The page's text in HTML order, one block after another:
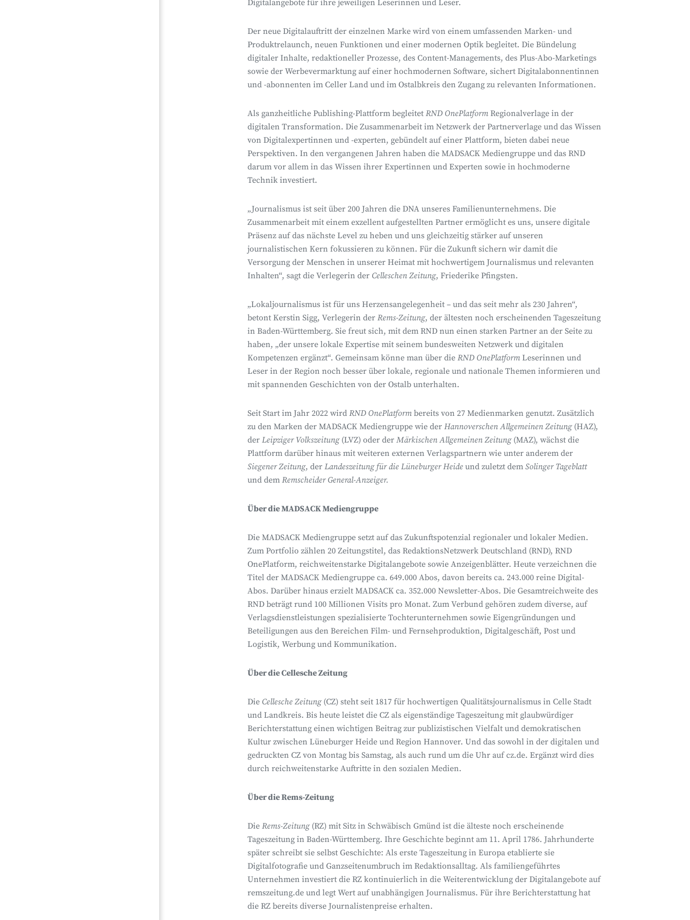
Digitalangebote für ihre jeweiligen Leserinnen und Leser.
Der neue Digitalauftritt der einzelnen Marke wird von einem umfassenden Marken- und
Produktrelaunch, neuen Funktionen und einer modernen Optik begleitet. Die Bündelung
digitaler Inhalte, redaktioneller Prozesse, des Content-Managements, des Plus-Abo-Marketings
sowie der Werbevermarktung auf einer hochmodernen Software, sichert Digitalabonnentinnen
und -abonnenten im Celler Land und im Ostalbkreis den Zugang zu relevanten Informationen.
Als ganzheitliche Publishing-Plattform begleitet RND OnePlatform Regionalverlage in der
digitalen Transformation. Die Zusammenarbeit im Netzwerk der Partnerverlage und das Wissen
von Digitalexpertinnen und -experten, gebündelt auf einer Plattform, bieten dabei neue
Perspektiven. In den vergangenen Jahren haben die MADSACK Mediengruppe und das RND
darum vor allem in das Wissen ihrer Expertinnen und Experten sowie in hochmoderne
Technik investiert.
„Journalismus ist seit über 200 Jahren die DNA unseres Familienunternehmens. Die
Zusammenarbeit mit einem exzellent aufgestellten Partner ermöglicht es uns, unsere digitale
Präsenz auf das nächste Level zu heben und uns gleichzeitig stärker auf unseren
journalistischen Kern fokussieren zu können. Für die Zukunft sichern wir damit die
Versorgung der Menschen in unserer Heimat mit hochwertigem Journalismus und relevanten
Inhalten“, sagt die Verlegerin der Celleschen Zeitung, Friederike Pfingsten.
„Lokaljournalismus ist für uns Herzensangelegenheit – und das seit mehr als 230 Jahren“,
betont Kerstin Sigg, Verlegerin der Rems-Zeitung, der ältesten noch erscheinenden Tageszeitung
in Baden-Württemberg. Sie freut sich, mit dem RND nun einen starken Partner an der Seite zu
haben, „der unsere lokale Expertise mit seinem bundesweiten Netzwerk und digitalen
Kompetenzen ergänzt“. Gemeinsam könne man über die RND OnePlatform Leserinnen und
Leser in der Region noch besser über lokale, regionale und nationale Themen informieren und
mit spannenden Geschichten von der Ostalb unterhalten.
Seit Start im Jahr 2022 wird RND OnePlatform bereits von 27 Medienmarken genutzt. Zusätzlich
zu den Marken der MADSACK Mediengruppe wie der Hannoverschen Allgemeinen Zeitung(HAZ),
der Leipziger Volkszeitung(LVZ) oder der Märkischen Allgemeinen Zeitung(MAZ), wächst die
Plattform darüber hinaus mit weiteren externen Verlagspartnern wie unter anderem der
Siegener Zeitung, der Landeszeitung für die Lüneburger Heide und zuletzt dem Solinger Tageblatt
und dem Remscheider General-Anzeiger.
Über die MADSACK Mediengruppe
Die MADSACK Mediengruppe setzt auf das Zukunftspotenzial regionaler und lokaler Medien.
Zum Portfolio zählen 20 Zeitungstitel, das RedaktionsNetzwerk Deutschland (RND), RND
OnePlatform, reichweitenstarke Digitalangebote sowie Anzeigenblätter. Heute verzeichnen die
Titel der MADSACK Mediengruppe ca. 649.000 Abos, davon bereits ca. 243.000 reine Digital-
Abos. Darüber hinaus erzielt MADSACK ca. 352.000 Newsletter-Abos. Die Gesamtreichweite des
RND beträgt rund 100 Millionen Visits pro Monat. Zum Verbund gehören zudem diverse, auf
Verlagsdienstleistungen spezialisierte Tochterunternehmen sowie Eigengründungen und
Beteiligungen aus den Bereichen Film- und Fernsehproduktion, Digitalgeschäft, Post und
Logistik, Werbung und Kommunikation.
Über die Cellesche Zeitung
Die Cellesche Zeitung(CZ) steht seit 1817 für hochwertigen Qualitätsjournalismus in Celle Stadt
und Landkreis. Bis heute leistet die CZ als eigenständige Tageszeitung mit glaubwürdiger
Berichterstattung einen wichtigen Beitrag zur publizistischen Vielfalt und demokratischen
Kultur zwischen Lüneburger Heide und Region Hannover. Und das sowohl in der digitalen und
gedruckten CZ von Montag bis Samstag, als auch rund um die Uhr auf cz.de. Ergänzt wird dies
durch reichweitenstarke Auftritte in den sozialen Medien.
Über die Rems-Zeitung
Die Rems-Zeitung(RZ) mit Sitz in Schwäbisch Gmünd ist die älteste noch erscheinende
Tageszeitung in Baden-Württemberg. Ihre Geschichte beginnt am 11. April 1786. Jahrhunderte
später schreibt sie selbst Geschichte: Als erste Tageszeitung in Europa etablierte sie
Digitalfotografie und Ganzseitenumbruch im Redaktionsalltag. Als familiengeführtes
Unternehmen investiert die RZ kontinuierlich in die Weiterentwicklung der Digitalangebote auf
remszeitung.de und legt Wert auf unabhängigen Journalismus. Für ihre Berichterstattung hat
die RZ bereits diverse Journalistenpreise erhalten.